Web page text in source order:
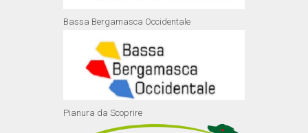
Bassa Bergamasca Occidentale
Pianura da Scoprire